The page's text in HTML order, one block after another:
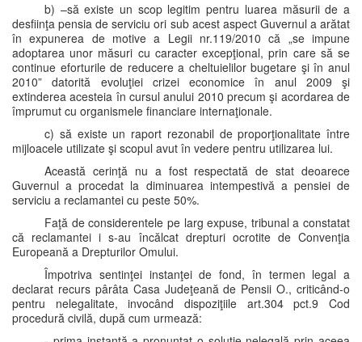
b) –să existe un scop legitim pentru luarea măsurii de a
desfiinţa pensia de serviciu ori sub acest aspect Guvernul a arătat
în expunerea de motive a Legii nr.119/2010 că „se impune
adoptarea unor măsuri cu caracter excepţional, prin care să se
continue eforturile de reducere a cheltuielilor bugetare şi în anul
2010” datorită evoluţiei crizei economice în anul 2009 şi
extinderea acesteia în cursul anului 2010 precum şi acordarea de
împrumut cu organismele financiare internaţionale.
c) să existe un raport rezonabil de proporţionalitate între
mijloacele utilizate şi scopul avut în vedere pentru utilizarea lui.
Această cerinţă nu a fost respectată de stat deoarece
Guvernul a procedat la diminuarea intempestivă a pensiei de
serviciu a reclamantei cu peste 50%.
Faţă de considerentele pe larg expuse, tribunal a constatat
că reclamantei i s-au încălcat drepturi ocrotite de Convenţia
Europeană a Drepturilor Omului.
Împotriva sentinţei instanţei de fond, în termen legal a
declarat recurs pârâta Casa Judeţeană de Pensii O., criticând-o
pentru nelegalitate, invocând dispoziţiile art.304 pct.9 Cod
procedură civilă, după cum urmează: